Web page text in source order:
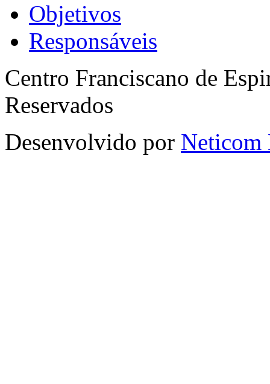
Objetivos
Responsáveis
Centro Franciscano de
Reservados
Desenvolvido por Neticom